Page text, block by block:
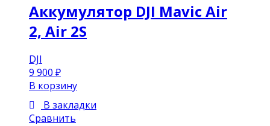
Аккумулятор DJI Mavic Air
2, Air 2S
DJI
9 900 ₽
В корзину
В закладки
Сравнить